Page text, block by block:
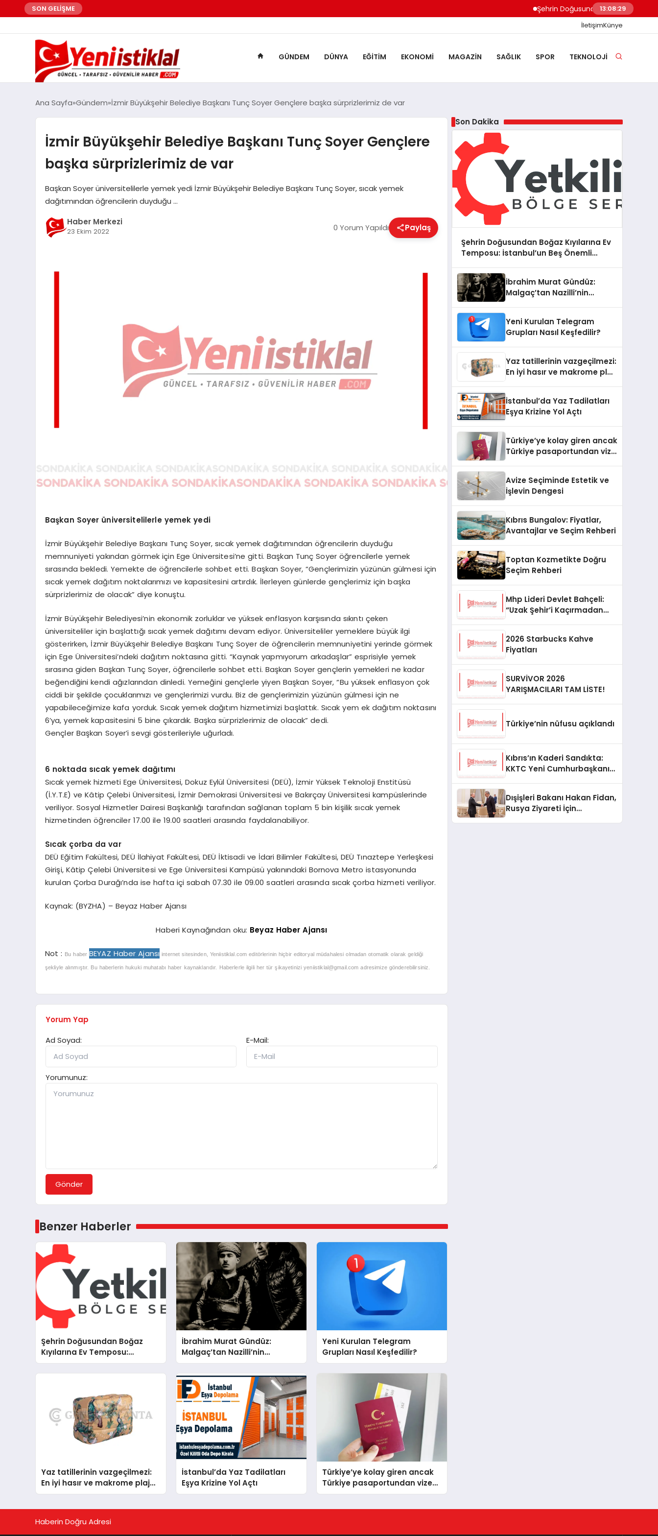
SON GELİŞME Şehrin Doğusundan Boğaz Kıyılarına
13:08:30
İletişimKünye
GÜNDEM DÜNYA EĞITIM EKONOMI MAGAZIN SAĞLIK SPOR TEKNOLOJI
Ana Sayfa Gündem İzmir Büyükşehir Belediye Başkanı Tunç Soyer Gençlere başka sürprizlerimiz de var
İzmir Büyükşehir Belediye Başkanı Tunç Soyer Gençlere
başka sürprizlerimiz de var
Başkan Soyer üniversitelilerle yemek yedi İzmir Büyükşehir Belediye Başkanı Tunç Soyer, sıcak yemek
dağıtımından öğrencilerin duyduğu …
Haber Merkezi
23 Ekim 2022 0 Yorum Yapıldı Paylaş
Başkan Soyer üniversitelilerle yemek yedi
İzmir Büyükşehir Belediye Başkanı Tunç Soyer, sıcak yemek dağıtımından öğrencilerin duyduğu
memnuniyeti yakından görmek için Ege Üniversitesi’ne gitti. Başkan Tunç Soyer öğrencilerle yemek
sırasında bekledi. Yemekte de öğrencilerle sohbet etti. Başkan Soyer, “Gençlerimizin yüzünün gülmesi için
sıcak yemek dağıtım noktalarımızı ve kapasitesini artırdık. İlerleyen günlerde gençlerimiz için başka
sürprizlerimiz de olacak” diye konuştu.
İzmir Büyükşehir Belediyesi’nin ekonomik zorluklar ve yüksek enflasyon karşısında sıkıntı çeken
üniversiteliler için başlattığı sıcak yemek dağıtımı devam ediyor. Üniversiteliler yemeklere büyük ilgi
gösterirken, İzmir Büyükşehir Belediye Başkanı Tunç Soyer de öğrencilerin memnuniyetini yerinde görmek
için Ege Üniversitesi’ndeki dağıtım noktasına gitti. “Kaynak yapmıyorum arkadaşlar” esprisiyle yemek
sırasına giden Başkan Tunç Soyer, öğrencilerle sohbet etti. Başkan Soyer gençlerin yemekleri ne kadar
beğendiğini kendi ağızlarından dinledi. Yemeğini gençlerle yiyen Başkan Soyer, “Bu yüksek enflasyon çok
ciddi bir şekilde çocuklarımızı ve gençlerimizi vurdu. Biz de gençlerimizin yüzünün gülmesi için ne
yapabileceğimize kafa yorduk. Sıcak yemek dağıtım hizmetimizi başlattık. Sıcak yem ek dağıtım noktasını
6’ya, yemek kapasitesini 5 bine çıkardık. Başka sürprizlerimiz de olacak” dedi.
Gençler Başkan Soyer’i sevgi gösterileriyle uğurladı.
6 noktada sıcak yemek dağıtımı
Sıcak yemek hizmeti Ege Üniversitesi, Dokuz Eylül Üniversitesi (DEÜ), İzmir Yüksek Teknoloji Enstitüsü
(İ.Y.T.E) ve Kâtip Çelebi Üniversitesi, İzmir Demokrasi Üniversitesi ve Bakırçay Üniversitesi kampüslerinde
veriliyor. Sosyal Hizmetler Dairesi Başkanlığı tarafından sağlanan toplam 5 bin kişilik sıcak yemek
hizmetinden öğrenciler 17.00 ile 19.00 saatleri arasında faydalanabiliyor.
Sıcak çorba da var
DEÜ Eğitim Fakültesi, DEÜ İlahiyat Fakültesi, DEÜ İktisadi ve İdari Bilimler Fakültesi, DEÜ Tınaztepe Yerleşkesi
Girişi, Kâtip Çelebi Üniversitesi ve Ege Üniversitesi Kampüsü yakınındaki Bornova Metro istasyonunda
kurulan Çorba Durağı’nda ise hafta içi sabah 07.30 ile 09.00 saatleri arasında sıcak çorba hizmeti veriliyor.
Kaynak: (BYZHA) – Beyaz Haber Ajansı
Haberi Kaynağından oku: Beyaz Haber Ajansı
Not : Bu haber BEYAZ Haber Ajansı internet sitesinden, Yeniistiklal.com editörlerinin hiçbir editoryal müdahalesi olmadan otomatik olarak geldiği
şekliyle alınmıştır. Bu haberlerin hukuki muhatabı haber kaynaklarıdır. Haberlerle ilgili her tür şikayetiniziyeniistiklal@gmail.com adresimize gönderebilirsiniz.
Yorum Yap
Ad Soyad:
E-Mail:
Yorumunuz:
Gönder
Benzer Haberler
Şehrin Doğusundan Boğaz
Kıyılarına Ev Temposu:
İstanbul’un Beş Önemli
Semtinde Teknik Servis
İbrahim Murat Gündüz:
Malgaç’tan Nazilli’nin
Kurtuluşuna Ese Efe’nin İzinde
Bir Ülkücü Duruş
Yeni Kurulan Telegram
Grupları Nasıl Keşfedilir?
Yaz tatillerinin vazgeçilmezi:
En iyi hasır ve makrome plaj
çantası tavsiyeleri
İstanbul’da Yaz Tadilatları
Eşya Krizine Yol Açtı
Türkiye’ye kolay giren ancak
Türkiye pasaportundan vize
isteyen ülkeler hangileri?
Son Dakika
Şehrin Doğusundan Boğaz Kıyılarına Ev
Temposu: İstanbul’un Beş Önemli
İbrahim Murat Gündüz:
Malgaç’tan Nazilli’nin
Yeni Kurulan Telegram
Grupları Nasıl Keşfedilir?
Yaz tatillerinin vazgeçilmezi:
En iyi hasır ve makrome plaj
İstanbul’da Yaz Tadilatları
Eşya Krizine Yol Açtı
Türkiye’ye kolay giren ancak
Türkiye pasaportundan vize
Avize Seçiminde Estetik ve
İşlevin Dengesi
Kıbrıs Bungalov: Fiyatlar,
Avantajlar ve Seçim Rehberi
Toptan Kozmetikte Doğru
Seçim Rehberi
Mhp Lideri Devlet Bahçeli:
“Uzak Şehir’i Kaçırmadan
2026 Starbucks Kahve
Fiyatları
SURVİVOR 2026
YARIŞMACILARI TAM LİSTE!
Türkiye’nin nüfusu açıklandı
Kıbrıs’ın Kaderi Sandıkta:
KKTC Yeni Cumhurbaşkanını
Dışişleri Bakanı Hakan Fidan,
Rusya Ziyareti İçin
Haberin Doğru Adresi